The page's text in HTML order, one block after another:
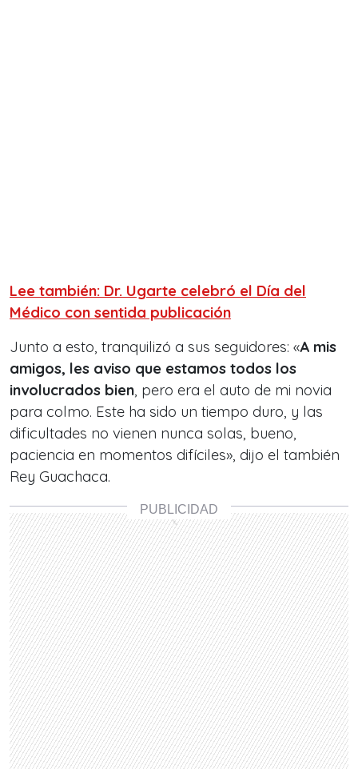
Lee también: Dr. Ugarte celebró el Día del
Médico con sentida publicación
Junto a esto, tranquilizó a sus seguidores: «A mis
amigos, les aviso que estamos todos los
involucrados bien, pero era el auto de mi novia
para colmo. Este ha sido un tiempo duro, y las
dificultades no vienen nunca solas, bueno,
paciencia en momentos difíciles», dijo el también
Rey Guachaca.